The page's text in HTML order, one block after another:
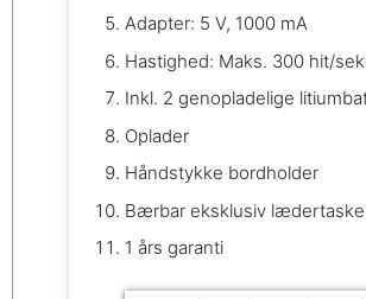
Adapter: 5 V, 1000 mA
Hastighed: Maks. 300 hit/
Inkl. 2 genopladelige
Oplader
Håndstykke bordholder
Bærbar eksklusiv lædertaske
1 års garanti